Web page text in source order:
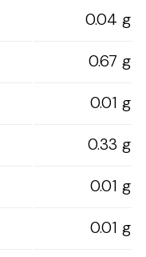
0.04 g
0.67 g
0.01 g
0.33 g
0.01 g
0.01 g